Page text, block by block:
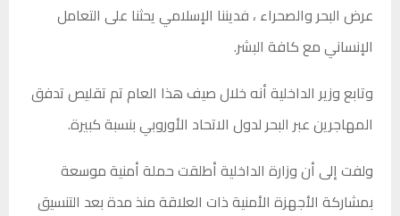
عرض البحر والصحراء ، فديننا الإسلامي يحثنا على التعامل
الإنساني مع كافة البشر.
وتابع وزير الداخلية أنه خلال صيف هذا العام تم تقليص تدفق
المهاجرين عبر البحر لدول الاتحاد الأوروبي بنسبة كبيرة.
ولفت إلى أن وزارة الداخلية أطلقت حملة أمنية موسعة
بمشاركة الأجهزة الأمنية ذات العلاقة منذ مدة بعد التنسيق